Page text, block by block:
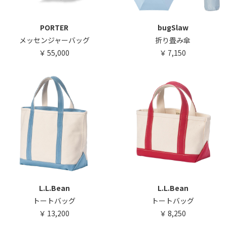
PORTER
メッセンジャーバッグ
55,000
bugSlaw
折り畳み傘
7,150
L.L.Bean
トートバッグ
13,200
L.L.Bean
トートバッグ
8,250